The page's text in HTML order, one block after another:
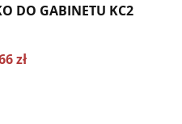
DO GABINETU KC2
zł